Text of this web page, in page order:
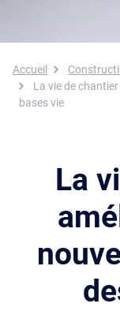
Fil d'Ariane
Accueil
La vie de
bases vie
La